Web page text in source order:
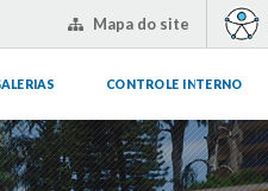
Mapa do site
CONTROLE INTERNO